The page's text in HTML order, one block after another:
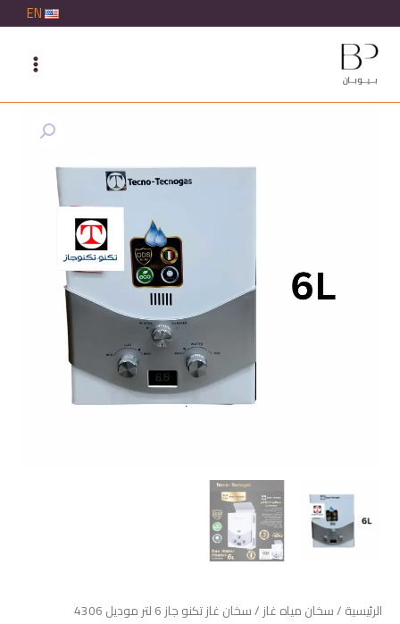
إلى
المحتوى
الرئيسية /سخان مياه غاز/ سخان غاز تكنو جاز 6 لتر موديل 4306